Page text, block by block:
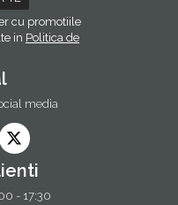
cu promotiile
in Politica de
media
- 17:30